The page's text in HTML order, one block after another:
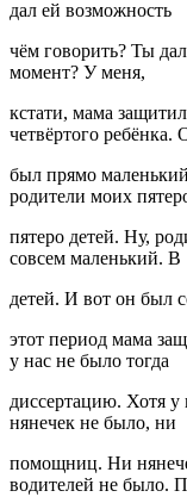
дал ей возможность
чём говорить? Ты
момент? У меня,
кстати, мама
четвёртого ребёнка.
был прямо
родители моих
пятеро детей. Ну,
совсем маленький. В
детей. И вот он был
этот период мама
у нас не было тогда
диссертацию. Хотя
нянечек не было, ни
помощниц. Ни
водителей не было.